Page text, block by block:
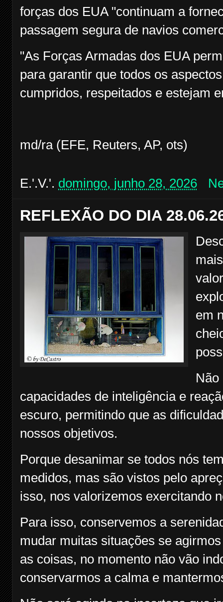
forças dos EUA "continuam a
passagem segura de navios
"As Forças Armadas dos EUA
para garantir que todos os
cumpridos, respeitados e estejam
md/ra (EFE, Reuters, AP, ots)
E.'.V.'. domingo, junho 28, 2026
REFLEXÃO DO DIA
em
Não
capacidades de inteligência e
escuro, permitindo que as
nossos objetivos.
Porque desanimar se todos nós
medidos, mas são vistos pelo
isso, nos valorizemos exercitando
Para isso, conservemos a
mudar muitas situações se
as coisas, no momento não vão
conservarmos a calma e